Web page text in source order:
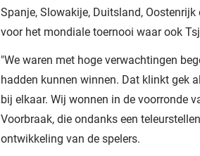
Spanje, Slowakije, Duitsland,
voor het mondiale toernooi waar ook
"We waren met hoge verwachtingen
hadden kunnen winnen. Dat klinkt gek
bij elkaar. Wij wonnen in de voorronde
Voorbraak, die ondanks een
ontwikkeling van de spelers.